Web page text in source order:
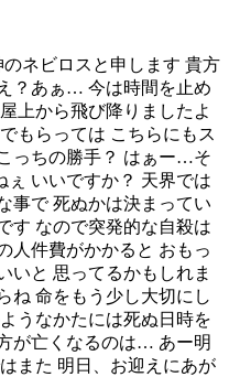
ネビロスと申します 貴方
？あぁ… 今は時間を止め
上から飛び降りましたよ
もらっては こちらにもス
っちの勝手？ はぁー…そ
ぇ いいですか？ 天界では
事で 死ぬかは決まってい
す なので突発的な自殺は
人件費がかかると おもっ
いと 思ってるかもしれま
ね 命をもう少し大切にし
うなかたには死ぬ日時を
が亡くなるのは… あー明
また 明日、お迎えにあが